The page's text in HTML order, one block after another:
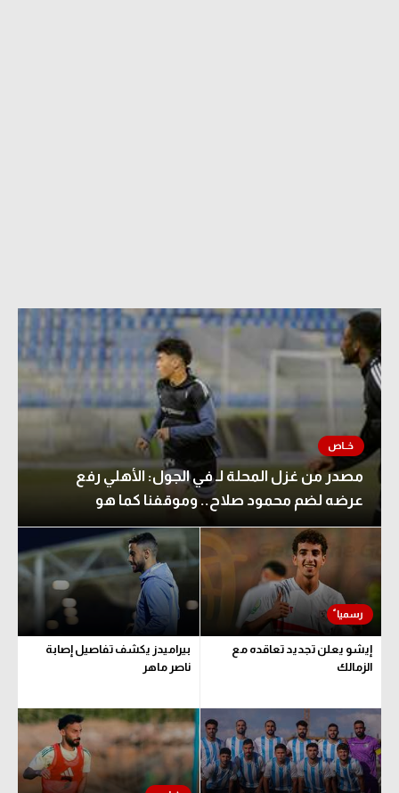
مصدر من غزل المحلة لـ في الجول: الأهلي رفع
عرضه لضم محمود صلاح.. وموقفنا كما هو
إيشو يعلن تجديد تعاقده مع
الزمالك
بيراميدز يكشف تفاصيل إصابة
ناصر ماهر